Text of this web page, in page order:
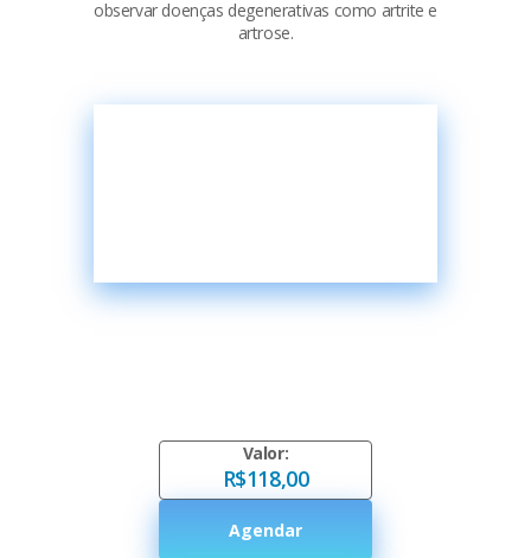
observar doenças degenerativas como artrite e
artrose.
Valor:
R$118,00
Agendar